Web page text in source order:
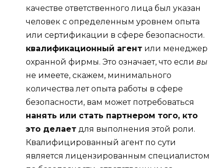
качестве ответственного лица был указан
человек с определенным уровнем опыта
или сертификации в сфере безопасности.
квалификационный агент или менеджер
охранной фирмы. Это означает, что если вы
не имеете, скажем, минимального
количества лет опыта работы в сфере
безопасности, вам может потребоваться
нанять или стать партнером того, кто
это делает для выполнения этой роли.
Квалифицированный агент по сути
является лицензированным специалистом